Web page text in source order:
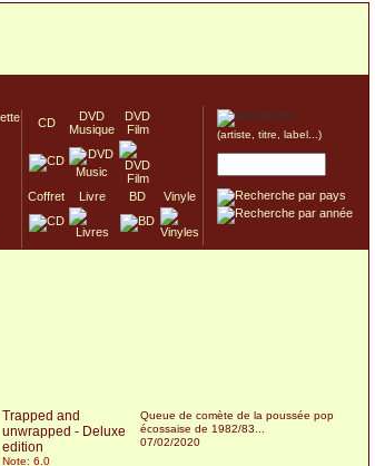
CD
DVD
Musique
DVD
Film
Coffret Livre BD Vinyle
(artiste, titre, label...)
Trapped and
unwrapped - Deluxe
edition
Note: 6.0
Queue de comète de la poussée pop
écossaise de 1982/83...
07/02/2020